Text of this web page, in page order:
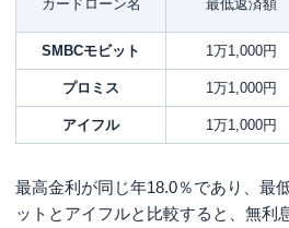
カードローン名 最低返済額
SMBCモビット 1万1,000円
プロミス 1万1,000円
アイフル 1万1,000円
最高金利が同じ年18.0％であり、最
ットとアイフルと比較すると、無利